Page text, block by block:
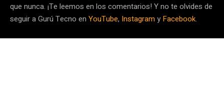
que nunca. ¡Te leemos en los comentarios! Y no te olvides de
seguir a Gurú Tecno en YouTube, Instagramy Facebook.